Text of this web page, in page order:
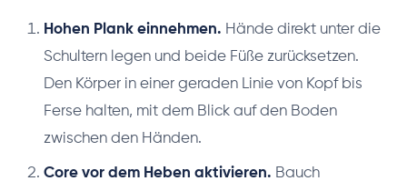
Hohen Plank einnehmen. Hände direkt unter die
Schultern legen und beide Füße zurücksetzen.
Den Körper in einer geraden Linie von Kopf bis
Ferse halten, mit dem Blick auf den Boden
zwischen den Händen.
Core vor dem Heben aktivieren. Bauch